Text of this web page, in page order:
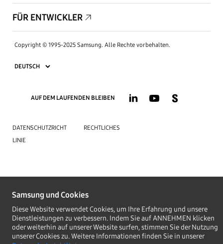
FÜR ENTWICKLER
Copyright © 1995-2025 Samsung. Alle Rechte vorbehalten.
AUF DEM LAUFENDEN BLEIBEN
DATENSCHUTZRICHT
LINIE
RECHTLICHES
Samsung und Cookies
Diese Website verwendet Cookies, um Ihre Erfahrung und unsere
Dienstleistungen zu verbessern. Indem Sie auf ANNEHMEN klicken
oder weiterhin auf unserer Website surfen, stimmen Sie der Nutzung
unserer Cookies zu. Weitere Informationen finden Sie in unserer